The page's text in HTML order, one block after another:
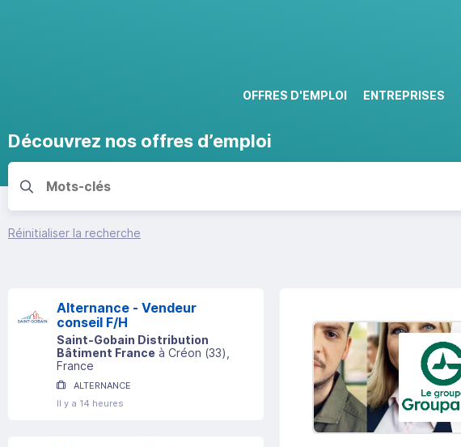
OFFRES D'EMPLOI ENTREPRISES
Découvrez nos offres d’emploi
Réinitialiser la recherche
Alternance - Vendeur
conseil F/H
Saint-Gobain Distribution
Bâtiment France à Créon (33)
France
ALTERNANCE
Il y a 14 heures